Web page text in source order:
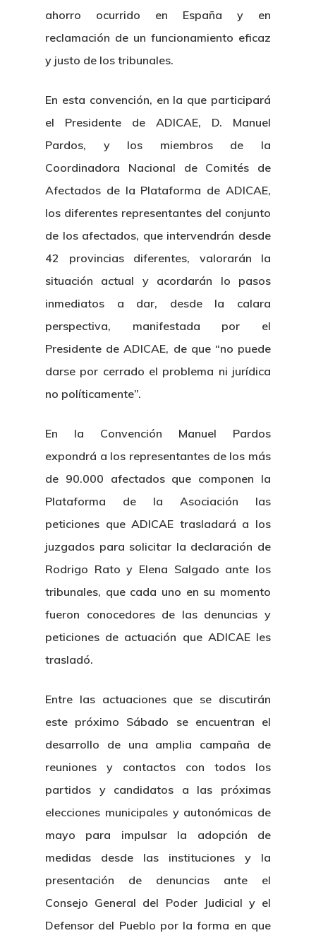
ahorro ocurrido en España y en
reclamación de un funcionamiento eficaz
y justo de los tribunales.
En esta convención, en la que participará
el Presidente de ADICAE, D. Manuel
Pardos, y los miembros de la
Coordinadora Nacional de Comités de
Afectados de la Plataforma de ADICAE,
los diferentes representantes del conjunto
de los afectados, que intervendrán desde
42 provincias diferentes, valorarán la
situación actual y acordarán lo pasos
inmediatos a dar, desde la calara
perspectiva, manifestada por el
Presidente de ADICAE, de que “no puede
darse por cerrado el problema ni jurídica
no políticamente”.
En la Convención Manuel Pardos
expondrá a los representantes de los más
de 90.000 afectados que componen la
Plataforma de la Asociación las
peticiones que ADICAE trasladará a los
juzgados para solicitar la declaración de
Rodrigo Rato y Elena Salgado ante los
tribunales, que cada uno en su momento
fueron conocedores de las denuncias y
peticiones de actuación que ADICAE les
trasladó.
Entre las actuaciones que se discutirán
este próximo Sábado se encuentran el
desarrollo de una amplia campaña de
reuniones y contactos con todos los
partidos y candidatos a las próximas
elecciones municipales y autonómicas de
mayo para impulsar la adopción de
medidas desde las instituciones y la
presentación de denuncias ante el
Consejo General del Poder Judicial y el
Defensor del Pueblo por la forma en que